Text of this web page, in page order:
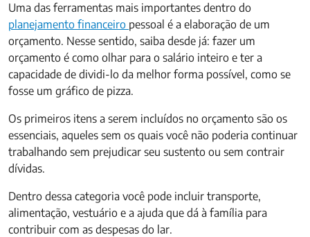
Uma das ferramentas mais importantes dentro do
planejamento financeiro pessoal é a elaboração de um
orçamento. Nesse sentido, saiba desde já: fazer um
orçamento é como olhar para o salário inteiro e ter a
capacidade de dividi-lo da melhor forma possível, como se
fosse um gráfico de pizza.
Os primeiros itens a serem incluídos no orçamento são os
essenciais, aqueles sem os quais você não poderia continuar
trabalhando sem prejudicar seu sustento ou sem contrair
dívidas.
Dentro dessa categoria você pode incluir transporte,
alimentação, vestuário e a ajuda que dá à família para
contribuir com as despesas do lar.